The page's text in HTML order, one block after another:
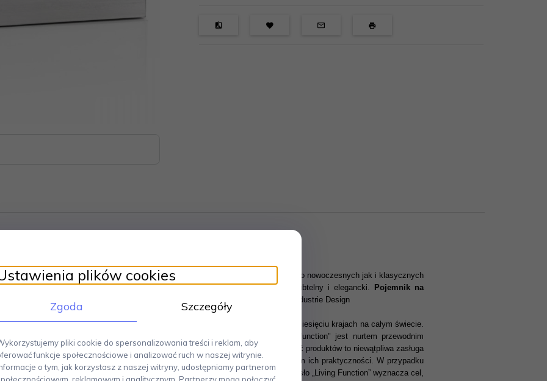
to prosta seria o geometrycznych liniach, która świetnie wpisze się w styl zarówno nowoczesnych jak i klasycznych
sprawiają, że ma ona charakter bardzo uniwersalny, choć jednocześnie subtelny i elegancki.
Pojemnik na
cm, wysokość 7.5 cm. Wykonanie: stal nierdzewna 18/10 matowa. Projekt: Flöz Industrie Design
wnętrz projektowanych przez sks designe. Jest ona dziś znana w kilkudziesięciu krajach na całym świecie.
pozycji bauhausowskich trendów. Tworzenie według zasady "forms follow function" jest nurtem przewodnim
wszystkim proste, geometryczne figury, brak zdobień i ornamentów. Dekoracyjność produktów to niewątpliwa zasługa
metalem, a zamiłowaniem do prostoty formy z jednoczesnym podkreśleniem ich praktyczności. W przypadku
formą, a funkcją, która nie kojarzy się jednak ze stylistycznym chłodem. Hasło „Living Function” wyznacza cel,
plików cookies
Zgoda Szczegóły
pliki cookie do spersonalizowania treści i reklam, aby
funkcje społecznościowe i analizować ruch w naszej witrynie.
o tym, jak korzystasz z naszej witryny, udostępniamy partnerom